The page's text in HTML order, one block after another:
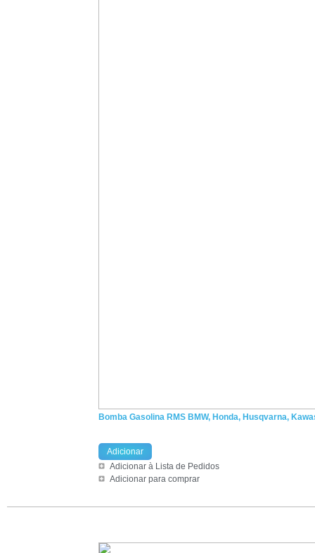
Bomba Gasolina RMS BMW, Honda, Husqvarna,
Adicionar
Adicionar à Lista de Pedidos
Adicionar para comprar